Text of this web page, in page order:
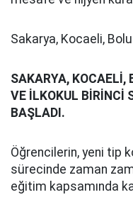
Sakarya, Kocaeli,
SAKARYA, KOCAELİ,
VE İLKOKUL BİRİNCİ
BAŞLADI.
Öğrencilerin, yeni tip
sürecinde zaman
eğitim kapsamında